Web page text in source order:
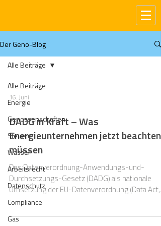
Der Geno-Blog
Alle Beiträge
Energie
Genossenschaften
Steuern
Wasser
Arbeitsrecht
Datenschutz
Compliance
Gas
Alle Beiträge
16. Juni
DADG in Kraft – Was
Energieunternehmen jetzt beachten
müssen
Das Datenverordnung-Anwendungs-und-
Durchsetzungs-Gesetz (DADG) als nationale
Umsetzung der EU-Datenverordnung (Data Act,
VO (EU) 2023/2854) wurde am 29.5.2026